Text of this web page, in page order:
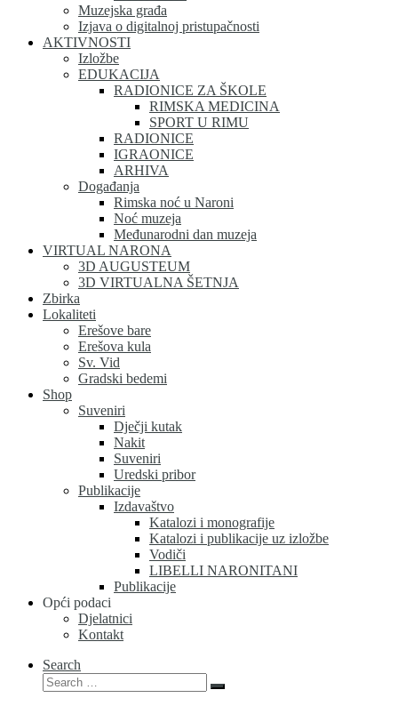
Muzejska građa
Izjava o digitalnoj pristupačnosti
AKTIVNOSTI
Izložbe
EDUKACIJA
RADIONICE ZA ŠKOLE
RIMSKA MEDICINA
SPORT U RIMU
RADIONICE
IGRAONICE
ARHIVA
Događanja
Rimska noć u Naroni
Noć muzeja
Međunarodni dan muzeja
VIRTUAL NARONA
3D AUGUSTEUM
3D VIRTUALNA ŠETNJA
Zbirka
Lokaliteti
Erešove bare
Erešova kula
Sv. Vid
Gradski bedemi
Shop
Suveniri
Dječji kutak
Nakit
Suveniri
Uredski pribor
Publikacije
Izdavaštvo
Katalozi i monografije
Katalozi i publikacije uz izložbe
Vodiči
LIBELLI NARONITANI
Publikacije
Opći podaci
Djelatnici
Kontakt
Search
Search
Search